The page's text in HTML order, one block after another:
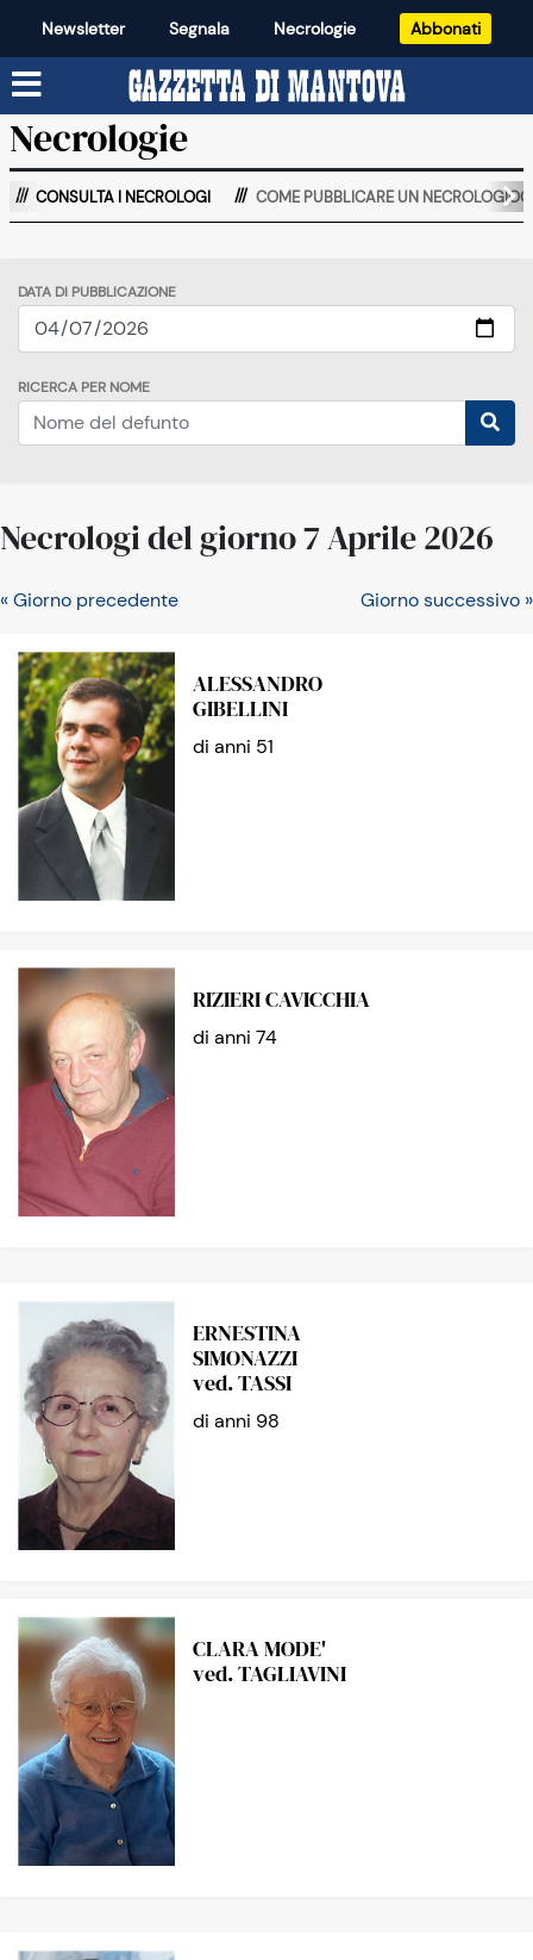
Newsletter Segnala Necrologie Abbonati
Necrologie
CONSULTA I NECROLOGI COME PUBBLICARE UN NECROLOGIOO
DATA DI PUBBLICAZIONE
RICERCA PER NOME
Necrologi del giorno 7 Aprile 2026
« Giorno precedente Giorno successivo »
ALESSANDRO
GIBELLINI
di anni 51
RIZIERI CAVICCHIA
di anni 74
ERNESTINA
SIMONAZZI
ved. TASSI
di anni 98
CLARA MODE'
ved. TAGLIAVINI